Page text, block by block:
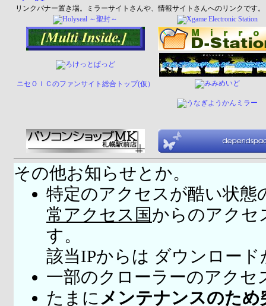
リンクバナー置き場。ミラーサイトさんや、情報サイトさんへのリンクです。
ニセＯＩＣのファンサイト総合トップ(仮）
その他お知らせとか。
特定のアクセスが酷い状態
常アクセス国からのアクセ
す。
該当IPからは ダウンロー
一部のクローラーのアクセ
たまに メンテナンスのため